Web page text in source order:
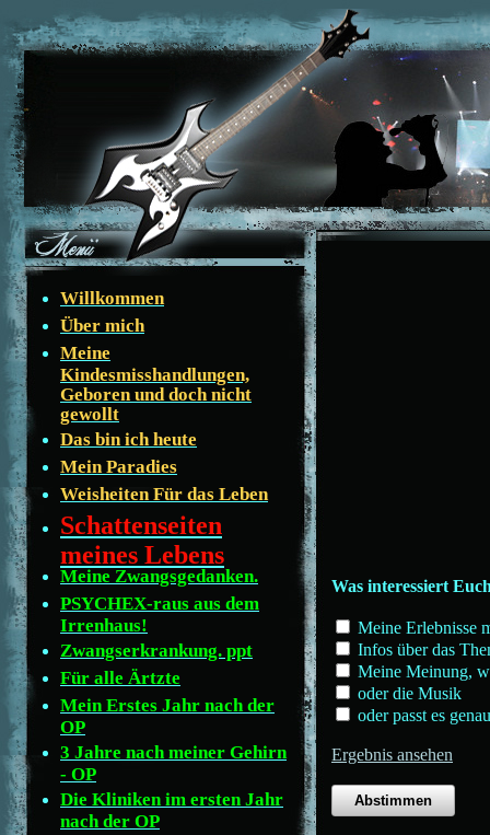
Willkommen
Über mich
Meine
Kindesmisshandlungen,
Geboren und doch nicht
gewollt
Das bin ich heute
Mein Paradies
Weisheiten Für das Leben
Schattenseiten
meines Lebens
Meine Zwangsgedanken.
PSYCHEX-raus aus dem
Irrenhaus!
Zwangserkrankung. ppt
Für alle Ärtzte
Mein Erstes Jahr nach der
OP
3 Jahre nach meiner Gehirn
- OP
Die Kliniken im ersten Jahr
nach der OP
Was interessiert
Meine Erlebnisse
Infos über das
Meine Meinung,
oder die Musik
oder passt es
Ergebnis ansehen